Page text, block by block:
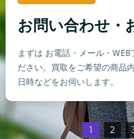
お問い合わせ・
まずは お電話・メール・
ださい。買取をご希望の商品
日時などをお伺いします。
1 2